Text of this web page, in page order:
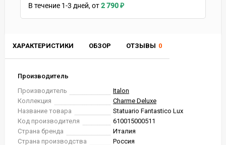
ХАРАКТЕРИСТИКИ ОБЗОР ОТЗЫВЫ 0
Производитель
Производитель
Italon
Коллекция
Charme Deluxe
Название товара
Statuario Fantastico Lux
Код производителя
610015000511
Страна бренда
Италия
Страна производства
Россия
В течение 1-3 дней 2 790₽